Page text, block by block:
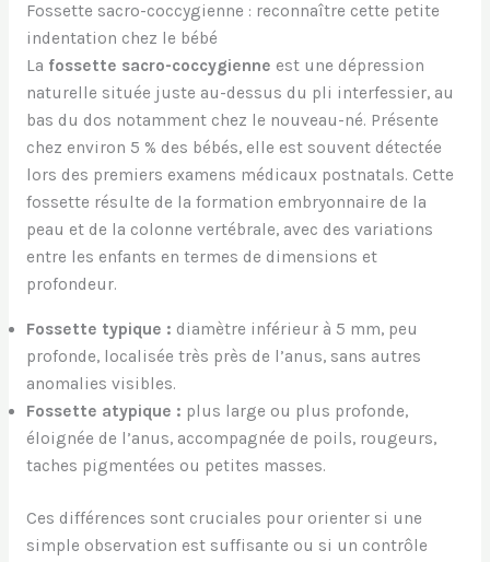
Fossette sacro-coccygienne : reconnaître cette petite
indentation chez le bébé
La fossette sacro-coccygienne est une dépression
naturelle située juste au-dessus du pli interfessier, au
bas du dos notamment chez le nouveau-né. Présente
chez environ 5 % des bébés, elle est souvent détectée
lors des premiers examens médicaux postnatals. Cette
fossette résulte de la formation embryonnaire de la
peau et de la colonne vertébrale, avec des variations
entre les enfants en termes de dimensions et
profondeur.
Fossette typique : diamètre inférieur à 5 mm, peu
profonde, localisée très près de l’anus, sans autres
anomalies visibles.
Fossette atypique : plus large ou plus profonde,
éloignée de l’anus, accompagnée de poils, rougeurs,
taches pigmentées ou petites masses.
Ces différences sont cruciales pour orienter si une
simple observation est suffisante ou si un contrôle